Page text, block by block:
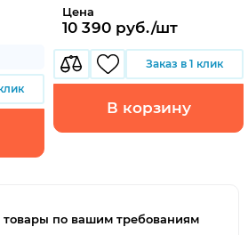
Цена
10 390 руб./шт
Заказ в 1 клик
В корзину
по вашим требованиям